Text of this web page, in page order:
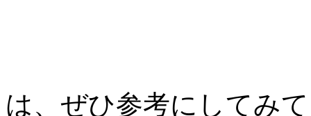
は、ぜひ参考にしてみ